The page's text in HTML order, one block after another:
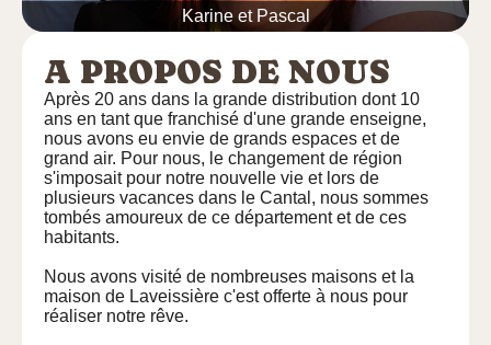
Karine et Pascal
A PROPOS DE NOUS
Après 20 ans dans la grande distribution dont 10
ans en tant que franchisé d'une grande enseigne,
nous avons eu envie de grands espaces et de
grand air. Pour nous, le changement de région
s'imposait pour notre nouvelle vie et lors de
plusieurs vacances dans le Cantal, nous sommes
tombés amoureux de ce département et de ces
habitants.
Nous avons visité de nombreuses maisons et la
maison de Laveissière c'est offerte à nous pour
réaliser notre rêve.